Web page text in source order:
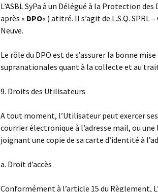
L’ASBL SyPa à un Délégué à la Protection
après « DPO« ) atitré. Il s’agit de L.S.Q. SPRL
Neuve.
Le rôle du DPO est de s’assurer la bonne
supranationales quant à la collecte et au
9. Droits des Utilisateurs
A tout moment, l’Utilisateur peut exercer
courrier électronique à l’adresse mail, ou
joignant une copie de sa carte d’identité à
a. Droit d’accès
Conformément à l’article 15 du Règlement,